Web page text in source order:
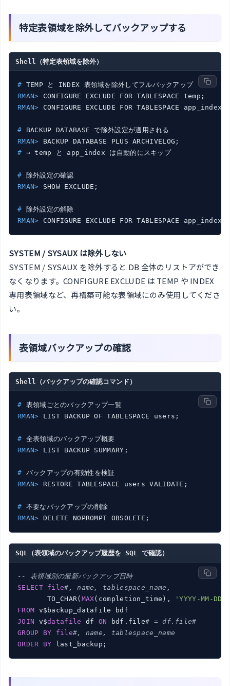
特定表領域を除外してバックアップする
Shell（特定表領域を除外）
# TEMP と INDEX 表領域を除外してフルバックアップ
RMAN> CONFIGURE EXCLUDE FOR TABLESPACE temp;
RMAN> CONFIGURE EXCLUDE FOR TABLESPACE app_index;
# BACKUP DATABASE で除外設定が適用される
RMAN> BACKUP DATABASE PLUS ARCHIVELOG;
# → temp と app_index は自動的にスキップ
# 除外設定の確認
RMAN> SHOW EXCLUDE;
# 除外設定の解除
RMAN> CONFIGURE EXCLUDE FOR TABLESPACE app_index
SYSTEM / SYSAUX は除外しない
SYSTEM / SYSAUX を除外すると DB 全体のリストアができ
なくなります。CONFIGURE EXCLUDE は TEMP や INDEX
専用表領域など、再構築可能な表領域にのみ使用してくださ
い。
表領域バックアップの確認
Shell（バックアップの確認コマンド）
# 表領域ごとのバックアップ一覧
RMAN> LIST BACKUP OF TABLESPACE users;
# 全表領域のバックアップ概要
RMAN> LIST BACKUP SUMMARY;
# バックアップの有効性を検証
RMAN> RESTORE TABLESPACE users VALIDATE;
# 不要なバックアップの削除
RMAN> DELETE NOPROMPT OBSOLETE;
SQL（表領域のバックアップ履歴を SQL で確認）
-- 表領域別の最新バックアップ日時
SELECT
file#, name, tablespace_name,
       TO_CHAR(
MAX(completion_time),
'YYYY-MM-DD
FROM
JOIN v$datafile df ON bdf.file# = df.file#
GROUP
BY file#, name, tablespace_name
ORDER
BY